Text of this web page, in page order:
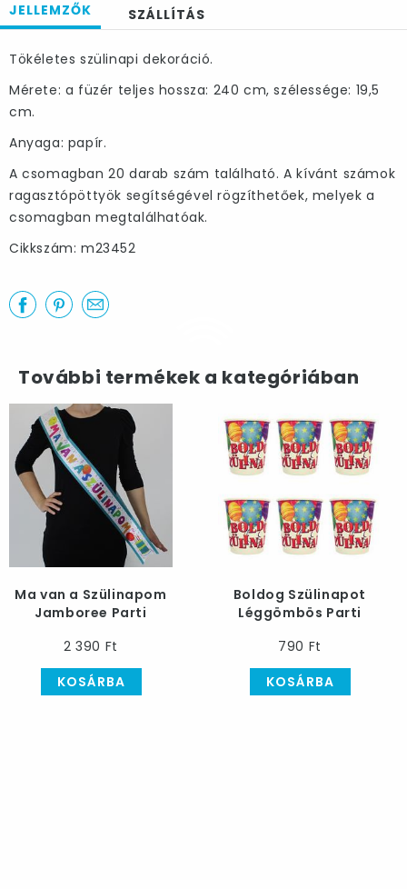
JELLEMZŐK SZÁLLÍTÁS
Tökéletes szülinapi dekoráció.
Mérete: a füzér teljes hossza: 240 cm, szélessége: 19,5
cm.
Anyaga: papír.
A csomagban 20 darab szám található. A kívánt számok
ragasztópöttyök segítségével rögzíthetőek, melyek a
csomagban megtalálhatóak.
Cikkszám: m23452
További termékek a kategóriában
Ma van a Szülinapom
Jamboree Parti
2 390 Ft
KOSÁRBA
Boldog Szülinapot
Léggömbös Parti
os
790 Ft
KOSÁRBA